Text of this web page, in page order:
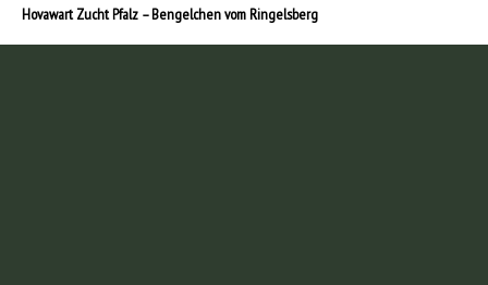
Hovawart Zucht Pfalz – Bengelchen vom Ringelsberg